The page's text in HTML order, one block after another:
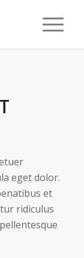
eget dolor.
et
ridiculus